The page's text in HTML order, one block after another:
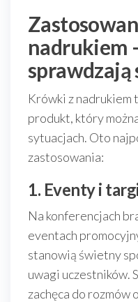
nadrukiem
sprawdzają
Krówki z
produkt, który
sytuacjach. Oto
zastosowania:
1. Eventy i
Na konferencjach
eventach
stanowią świetny
uwagi uczestników.
zachęca do